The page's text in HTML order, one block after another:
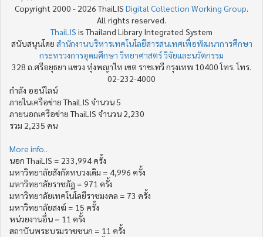
Copyright 2000 - 2026 ThaiLIS Digital Collection Working Group.
All rights reserved.
ThaiLIS is Thailand Library Integrated System
สนับสนุนโดย สำนักงานบริหารเทคโนโลยีสารสนเทศเพื่อพัฒนาการศึกษา
กระทรวงการอุดมศึกษา วิทยาศาสตร์ วิจัยและนวัตกรรม
328 ถ.ศรีอยุธยา แขวง ทุ่งพญาไท เขต ราชเทวี กรุงเทพ 10400 โทร. โทร.
02-232-4000
กำลัง ออน์ไลน์
ภายในเครือข่าย ThaiLIS จำนวน 5
ภายนอกเครือข่าย ThaiLIS จำนวน 2,230
รวม 2,235 คน
More info..
นอก ThaiLIS = 233,994 ครั้ง
มหาวิทยาลัยสังกัดทบวงเดิม = 4,996 ครั้ง
มหาวิทยาลัยราชภัฏ = 971 ครั้ง
มหาวิทยาลัยเทคโนโลยีราชมงคล = 73 ครั้ง
มหาวิทยาลัยสงฆ์ = 15 ครั้ง
หน่วยงานอื่น = 11 ครั้ง
สถาบันพระบรมราชชนก = 11 ครั้ง